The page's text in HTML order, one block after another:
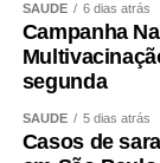
SAÚDE 6 dias atrás
Campanha
segunda
SAÚDE 5 dias atrás
Casos de